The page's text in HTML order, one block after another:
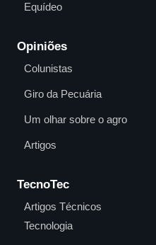
Equídeo
Opiniões
Colunistas
Giro da Pecuária
Um olhar sobre o agro
Artigos
TecnoTec
Artigos Técnicos
Tecnologia